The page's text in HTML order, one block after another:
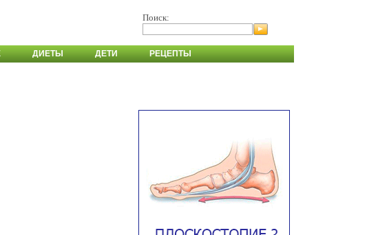
Поиск:
ДИЕТЫ ДЕТИ РЕЦЕПТЫ